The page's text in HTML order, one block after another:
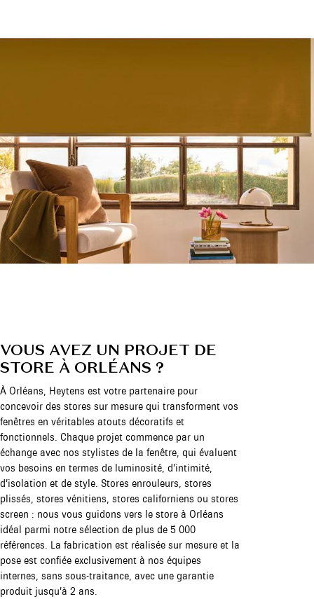
VOUS AVEZ UN PROJET DE
STORE À ORLÉANS ?
À Orléans, Heytens est votre partenaire pour
concevoir des stores sur mesure qui transforment vos
fenêtres en véritables atouts décoratifs et
fonctionnels. Chaque projet commence par un
échange avec nos stylistes de la fenêtre, qui évaluent
vos besoins en termes de luminosité, d’intimité,
d’isolation et de style. Stores enrouleurs, stores
plissés, stores vénitiens, stores californiens ou stores
screen : nous vous guidons vers le store à Orléans
idéal parmi notre sélection de plus de 5 000
références. La fabrication est réalisée sur mesure et la
pose est confiée exclusivement à nos équipes
internes, sans sous-traitance, avec une garantie
produit jusqu’à 2 ans.